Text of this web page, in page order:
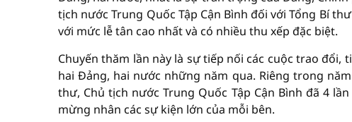
tịch nước Trung Quốc Tập Cận Bình đối với Tổng Bí
với mức lễ tân cao nhất và có nhiều thu xếp đặc biệt.
Chuyến thăm lần này là sự tiếp nối các cuộc trao
hai Đảng, hai nước những năm qua. Riêng trong
thư, Chủ tịch nước Trung Quốc Tập Cận Bình đã 4
mừng nhân các sự kiện lớn của mỗi bên.